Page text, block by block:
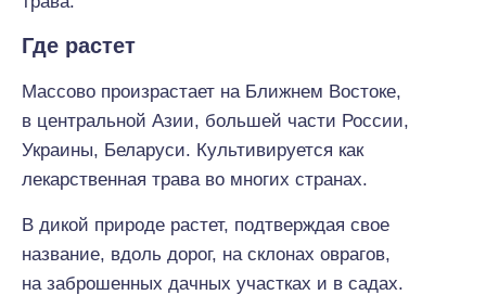
Где растет
Массово произрастает на Ближнем Востоке,
в центральной Азии, большей части России,
Украины, Беларуси. Культивируется как
лекарственная трава во многих странах.
В дикой природе растет, подтверждая свое
название, вдоль дорог, на склонах оврагов,
на заброшенных дачных участках и в садах.